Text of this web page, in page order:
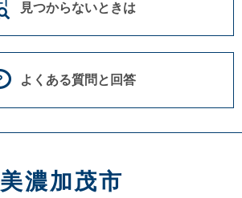
見つからないときは
よくある質問と回答
美濃加茂市